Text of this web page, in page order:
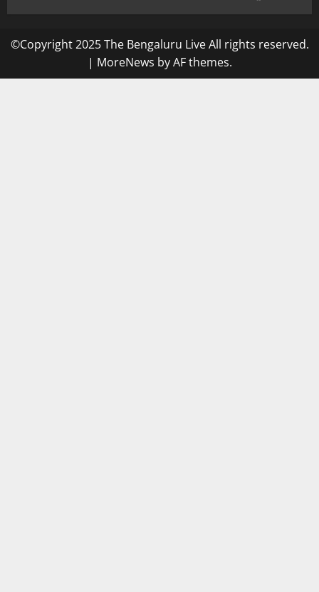
©Copyright 2025 The Bengaluru Live All rights reserved.
| MoreNews by AF themes.